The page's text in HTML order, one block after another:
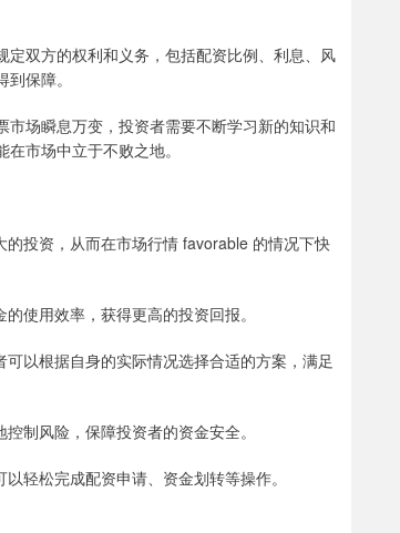
双方的权利和义务，包括配资比例、利息、风
保障。
场瞬息万变，投资者需要不断学习新的知识和
市场中立于不败之地。
投资，从而在市场行情 favorable 的情况下快
使用效率，获得更高的投资回报。
以根据自身的实际情况选择合适的方案，满足
制风险，保障投资者的资金安全。
轻松完成配资申请、资金划转等操作。